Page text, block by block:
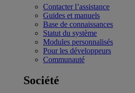
Contacter l’assistance
Guides et manuels
Base de connaissances
Statut du système
Modules personnalisés
Pour les développeurs
Communauté
Société